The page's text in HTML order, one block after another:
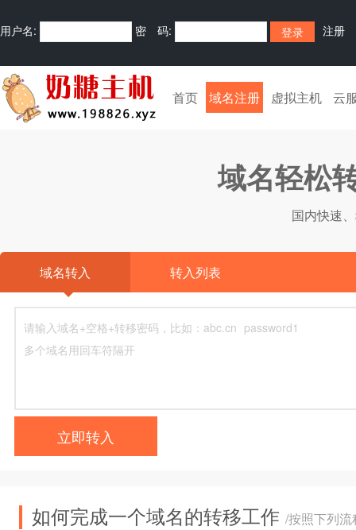
用户名: 密 码: 注册
首页 域名注册 虚拟主机 云
域名轻松
国内快速
域名转入 转入列表
立即转入
如何完成一个域名的转移工作 /按照下列